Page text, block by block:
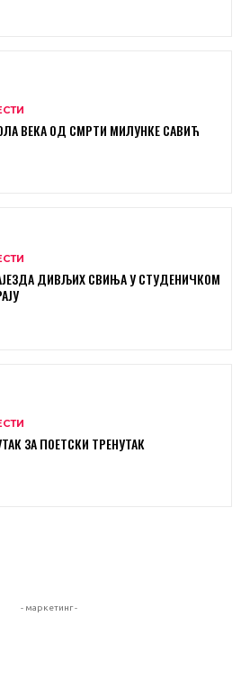
ВЕКА ОД СМРТИ МИЛУНКЕ САВИЋ
ДИВЉИХ СВИЊА У СТУДЕНИЧКОМ
ЗА ПОЕТСКИ ТРЕНУТАК
- маркетинг -